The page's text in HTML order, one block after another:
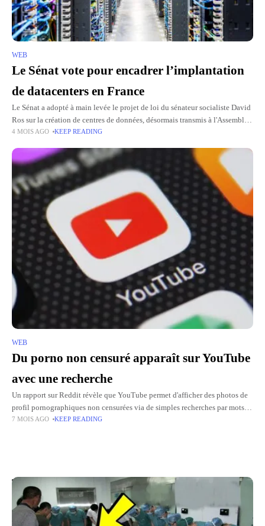
WEB
Le Sénat vote pour encadrer l’implantation
de datacenters en France
Le Sénat a adopté à main levée le projet de loi du sénateur socialiste David
Ros sur la création de centres de données, désormais transmis à l'Assemblée
nationale. Le texte
4 MOIS AGO KEEP READING
WEB
Du porno non censuré apparaît sur YouTube
avec une recherche
Un rapport sur Reddit révèle que YouTube permet d'afficher des photos de
profil pornographiques non censurées via de simples recherches par mots
clés. Cette violation de la modération rend ces
7 MOIS AGO KEEP READING
Top Picks for You